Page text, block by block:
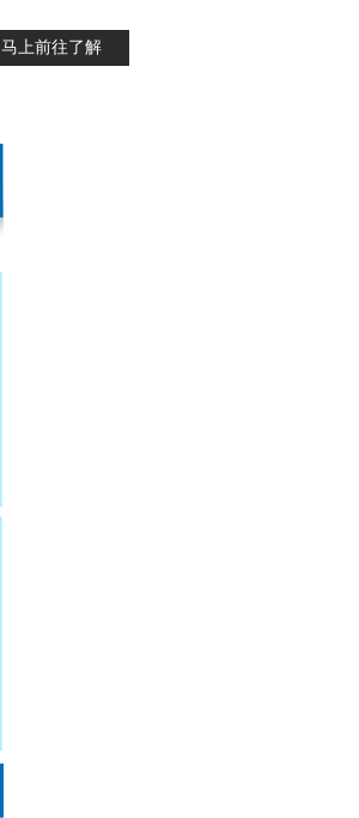
马上前往了解